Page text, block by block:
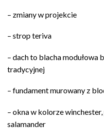
– zmiany w projekcie
– strop teriva
– dach to blacha modułowa
tradycyjnej
– fundament murowany z
– okna w kolorze
salamander